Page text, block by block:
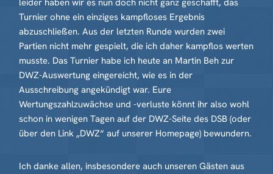
leider haben wir es nun doch nicht ganz geschafft, das
Turnier ohne ein einziges kampfloses Ergebnis
abzuschließen. Aus der letzten Runde wurden zwei
Partien nicht mehr gespielt, die ich daher kampflos werten
musste. Das Turnier habe ich heute an Martin Beh zur
DWZ-Auswertung eingereicht, wie es in der
Ausschreibung angekündigt war. Eure
Wertungszahlzuwächse und -verluste könnt ihr also wohl
schon in wenigen Tagen auf der DWZ-Seite des DSB (oder
über den Link „DWZ“ auf unserer Homepage) bewundern.
Ich danke allen, insbesondere auch unseren Gästen aus